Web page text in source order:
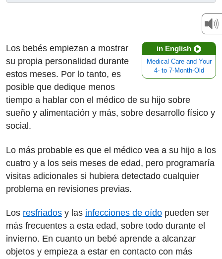
in English
Medical Care and Your
4- to 7-Month-Old
Los bebés empiezan a mostrar
su propia personalidad durante
estos meses. Por lo tanto, es
posible que dedique menos
tiempo a hablar con el médico de su hijo sobre
sueño y alimentación y más, sobre desarrollo físico y
social.
Lo más probable es que el médico vea a su hijo a los
cuatro y a los seis meses de edad, pero programaría
visitas adicionales si hubiera detectado cualquier
problema en revisiones previas.
Los resfriados y las infecciones de oído pueden ser
más frecuentes a esta edad, sobre todo durante el
invierno. En cuanto un bebé aprende a alcanzar
objetos y empieza a estar en contacto con más